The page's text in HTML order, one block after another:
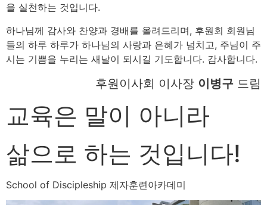
을 실천하는 것입니다.
하나님께 감사와 찬양과 경배를 올려드리며, 후원회 회원님
들의 하루 하루가 하나님의 사랑과 은혜가 넘치고, 주님이 주
시는 기쁨을 누리는 새날이 되시길 기도합니다. 감사합니다.
후원이사회 이사장 이병구 드림
교육은 말이 아니라
삶으로 하는 것입니다!
School of Discipleship 제자훈련아카데미